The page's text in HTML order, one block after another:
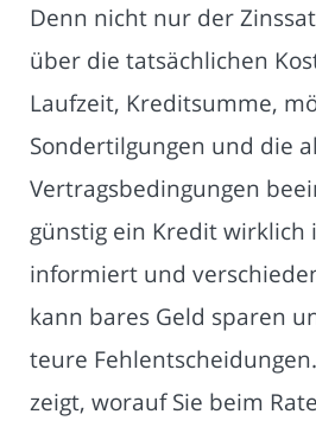
Denn nicht nur der
über die tatsächlichen
Laufzeit, Kreditsumme,
Sondertilgungen und die
Vertragsbedingungen
günstig ein Kredit wirklich
informiert und
kann bares Geld sparen
teure
zeigt, worauf Sie beim